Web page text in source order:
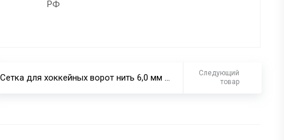
Сетка для хоккейных ворот нить 6,0 мм профи (пара)
Следующий
товар